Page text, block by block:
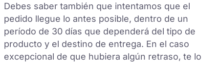
Debes saber también que intentamos que el
pedido llegue lo antes posible, dentro de un
período de 30 días que dependerá del tipo de
producto y el destino de entrega. En el caso
excepcional de que hubiera algún retraso, te lo